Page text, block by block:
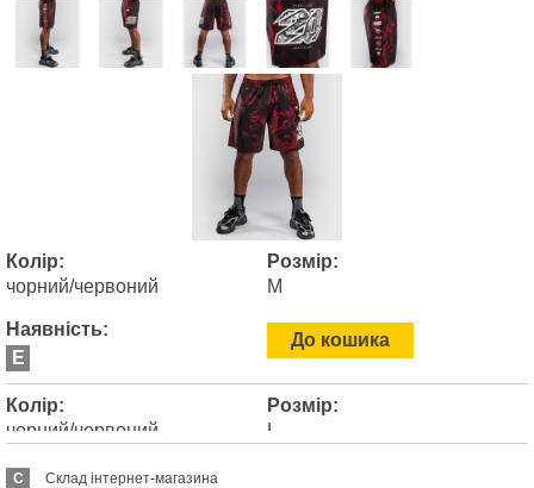
Колір:
чорний/червоний
Розмір:
M
Наявність:
E
До кошика
Колір:
чорний/червоний
Розмір:
L
Наявність:
C
Склад інтернет-магазина